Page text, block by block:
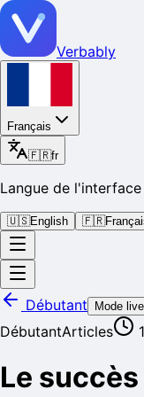
Verbably
Français
🇫🇷fr
Langue de l'interface
🇺🇸English 🇫🇷
Débutant Mode live
DébutantArticles 1
Le